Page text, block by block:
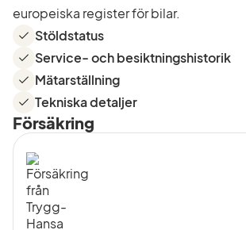
europeiska register för bilar.
Stöldstatus
Service- och besiktningshistorik
Mätarställning
Tekniska detaljer
Försäkring